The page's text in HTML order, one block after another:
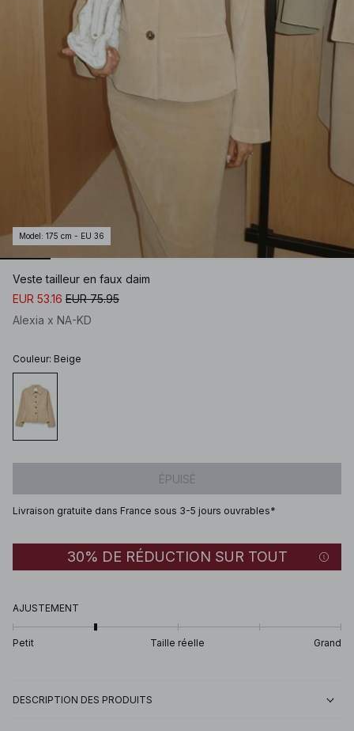
Model : 175 cm - EU 36
Veste tailleur en faux daim
EUR 53.16 EUR 75.95
Alexia x NA-KD
Couleur: Beige
ÉPUISÉ
Livraison gratuite dans France sous 3-5 jours ouvrables*
30% DE RÉDUCTION SUR TOUT
AJUSTEMENT
Petit Taille réelle Grand
DESCRIPTION DES PRODUITS